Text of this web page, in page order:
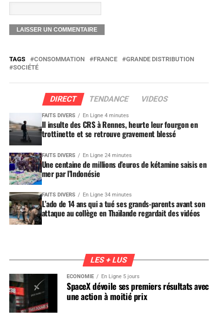
TAGS CONSOMMATION FRANCE
GRANDE DISTRIBUTION
SOCIÉTÉ
DIRECT TENDANCE VIDEOS
FAITS DIVERS En Ligne 4 minutes
Il insulte des CRS à Rennes, heurte leur fourgon en
trottinette et se retrouve gravement blessé
FAITS DIVERS En Ligne 24 minutes
Une centaine de millions d’euros de kétamine saisis en
mer par l’Indonésie
FAITS DIVERS En Ligne 34 minutes
L’ado de 14 ans qui a tué ses grands-parents avant son
attaque au collège en Thaïlande regardait des vidéos
LES + LUS
ÉCONOMIE En Ligne 5 jours
SpaceX dévoile ses premiers résultats avec
une action à moitié prix